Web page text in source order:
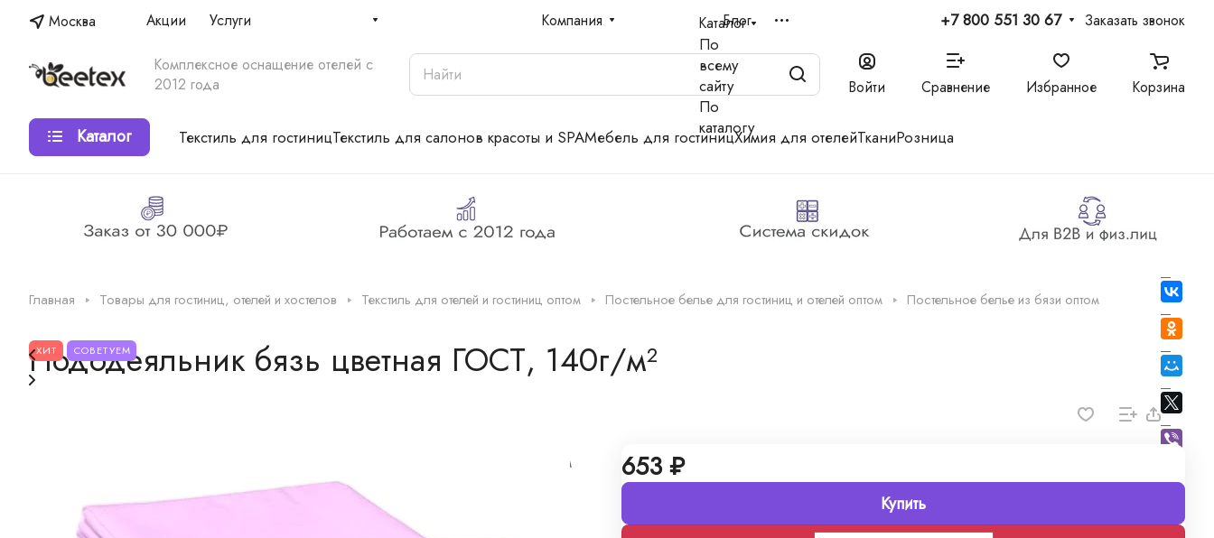
Москва Акции Услуги Компания Блог +7 800 551 30 67 Заказать звонок
Комплексное оснащение отелей с
2012 года
Каталог
По
всему
сайту
По
каталогу
Войти Сравнение Избранное Корзина
Каталог Текстиль для гостиницТекстиль для салонов красоты и SPAМебель для гостиницХимия для отелейТканиРозница
Главная Товары для гостиниц, отелей и хостелов Текстиль для отелей и гостиниц оптом Постельное белье для гостиниц и отелей оптом Постельное белье из бязи оптом
ХИТ СОВЕТУЕМ
Пододеяльник бязь цветная ГОСТ, 140г/м²
На собственном производстве сошьем постельное белье по вашим индивидуальным
размерам. Оставьте заявку любым удобным способом.
Все описание
653 ₽
Купить